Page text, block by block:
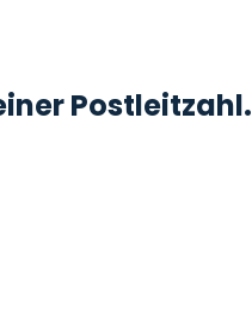
Postleitzahl.